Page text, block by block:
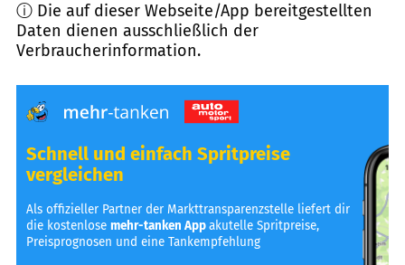
ⓘ Die auf dieser Webseite/App bereitgestellten
Daten dienen ausschließlich der
Verbraucherinformation.
Schnell und einfach Spritpreise
vergleichen
Als offizieller Partner der Markttransparenzstelle liefert dir
die kostenlosemehr-tanken Appakutelle Spritpreise,
Preisprognosen und eine Tankempfehlung